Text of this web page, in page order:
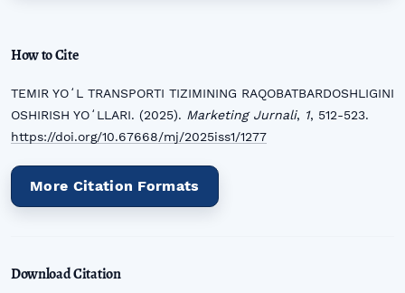
How to Cite
TEMIR YOʻL TRANSPORTI TIZIMINING RAQOBATBARDOSHLIGINI
OSHIRISH YOʻLLARI. (2025). Marketing Jurnali, 1, 512-523.
https://doi.org/10.67668/mj/2025iss1/1277
More Citation Formats
Download Citation